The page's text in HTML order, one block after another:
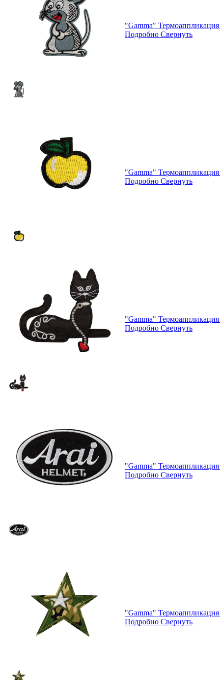
"Gamma"
Подробно Свернуть
"Gamma"
Подробно Свернуть
"Gamma"
Подробно Свернуть
"Gamma"
Подробно Свернуть
"Gamma"
Подробно Свернуть